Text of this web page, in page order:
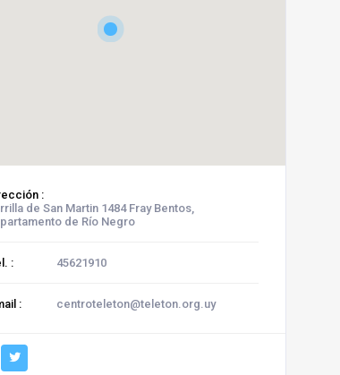
:
de San Martin 1484 Fray Bentos,
de Río Negro
: 45621910
: centroteleton@teleton.org.uy